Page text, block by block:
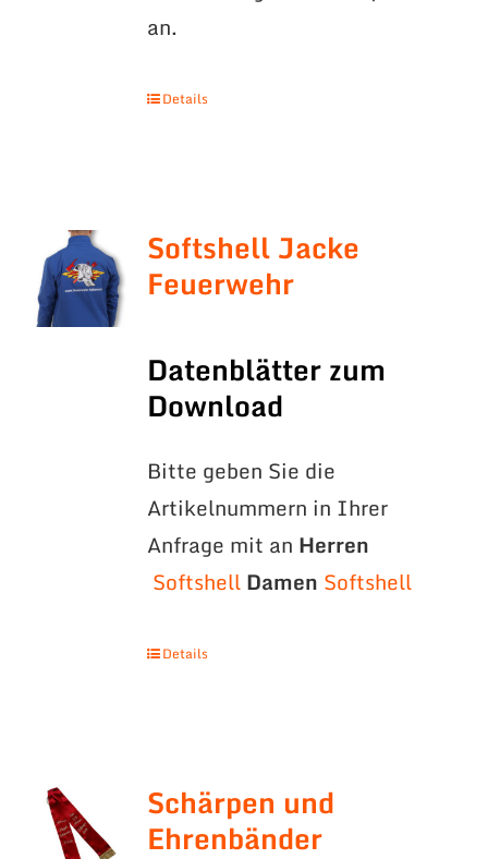
an.
Details
Softshell Jacke
Feuerwehr
Datenblätter zum
Download
Bitte geben Sie die
Artikelnummern in Ihrer
Anfrage mit an Herren
Softshell Damen Softshell
Details
Schärpen und
Ehrenbänder